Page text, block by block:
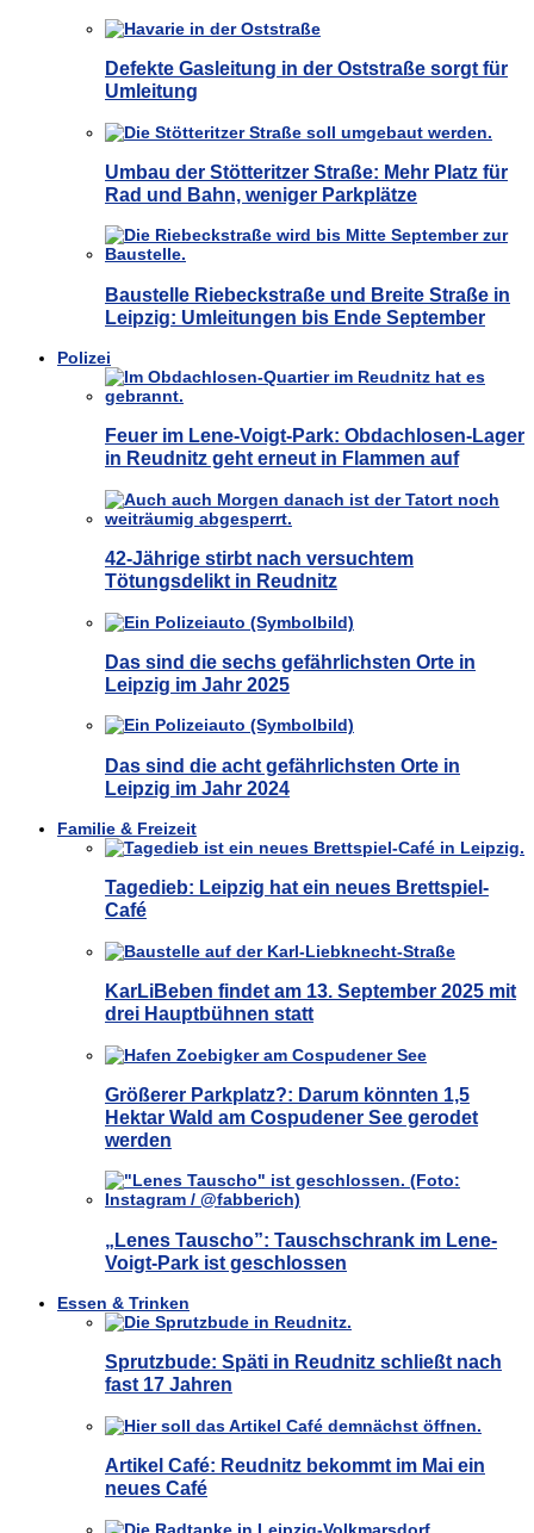
Defekte Gasleitung in der Oststraße sorgt für
Umleitung
Umbau der Stötteritzer Straße: Mehr Platz für
Rad und Bahn, weniger Parkplätze
Baustelle Riebeckstraße und Breite Straße in
Leipzig: Umleitungen bis Ende September
Polizei
Feuer im Lene-Voigt-Park: Obdachlosen-Lager
in Reudnitz geht erneut in Flammen auf
42-Jährige stirbt nach versuchtem
Tötungsdelikt in Reudnitz
Das sind die sechs gefährlichsten Orte in
Leipzig im Jahr 2025
Das sind die acht gefährlichsten Orte in
Leipzig im Jahr 2024
Familie & Freizeit
Tagedieb: Leipzig hat ein neues Brettspiel-
Café
KarLiBeben findet am 13. September 2025 mit
drei Hauptbühnen statt
Größerer Parkplatz?: Darum könnten 1,5
Hektar Wald am Cospudener See gerodet
werden
„Lenes Tauscho”: Tauschschrank im Lene-
Voigt-Park ist geschlossen
Essen & Trinken
Sprutzbude: Späti in Reudnitz schließt nach
fast 17 Jahren
Artikel Café: Reudnitz bekommt im Mai ein
neues Café